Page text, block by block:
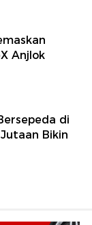
Anjlok
di
Bikin